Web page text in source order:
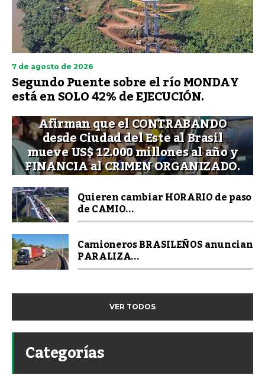
7 de agosto de 2026
Segundo Puente sobre el río MONDAY
está en SOLO 42% de EJECUCIÓN.
Afirman que el CONTRABANDO
desde Ciudad del Este al Brasil
mueve US$ 12.000 millones al año y
FINANCIA al CRIMEN ORGANIZADO.
Quieren cambiar HORARIO de paso
de CAMIO...
Camioneros BRASILEÑOS anuncian
PARALIZA...
VER TODOS
Categorías